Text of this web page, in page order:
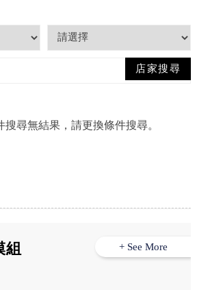
搜尋無結果，請更換條件搜尋。
組 + See More